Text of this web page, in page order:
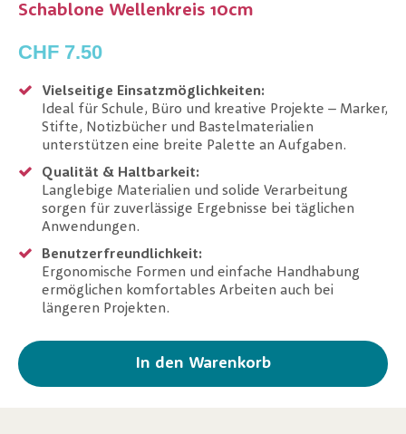
Schablone Wellenkreis 10cm
CHF 7.50
Vielseitige Einsatzmöglichkeiten:
Ideal für Schule, Büro und kreative Projekte – Marker,
Stifte, Notizbücher und Bastelmaterialien
unterstützen eine breite Palette an Aufgaben.
Qualität & Haltbarkeit:
Langlebige Materialien und solide Verarbeitung
sorgen für zuverlässige Ergebnisse bei täglichen
Anwendungen.
Benutzerfreundlichkeit:
Ergonomische Formen und einfache Handhabung
ermöglichen komfortables Arbeiten auch bei
längeren Projekten.
In den Warenkorb